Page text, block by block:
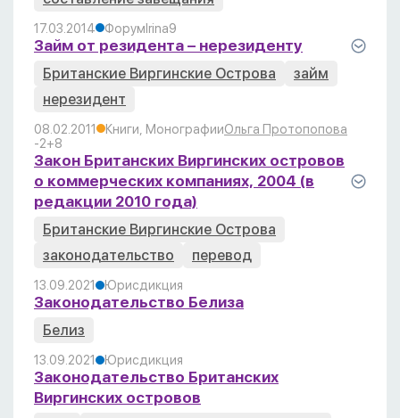
17.03.2014 Форум Irina9
Займ от резидента – нерезиденту
Британские Виргинские Острова
займ
нерезидент
08.02.2011 Книги, МонографииОльга Протопопова
-2+8
Закон Британских Виргинских островов
о коммерческих компаниях, 2004 (в
редакции 2010 года)
Британские Виргинские Острова
законодательство
перевод
13.09.2021 Юрисдикция
Законодательство Белиза
Белиз
13.09.2021 Юрисдикция
Законодательство Британских
Виргинских островов